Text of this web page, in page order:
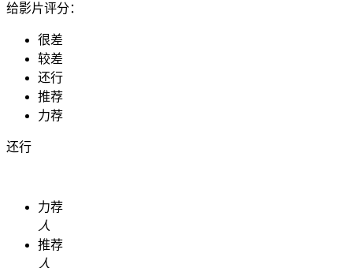
给影片评分：
很差
较差
还行
推荐
力荐
还行
力荐
人
推荐
人